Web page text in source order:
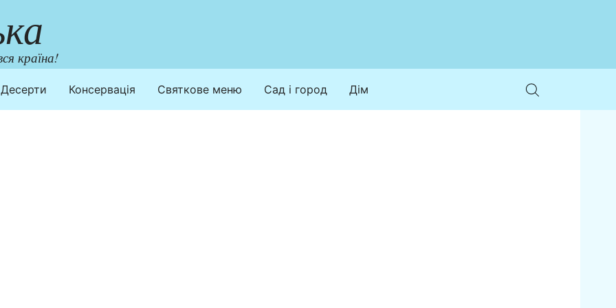
країна!
Десерти Консервація Святкове меню Сад і город Дім